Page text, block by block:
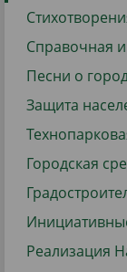
Справочная
Песни о
Защита
Городская
Реализация